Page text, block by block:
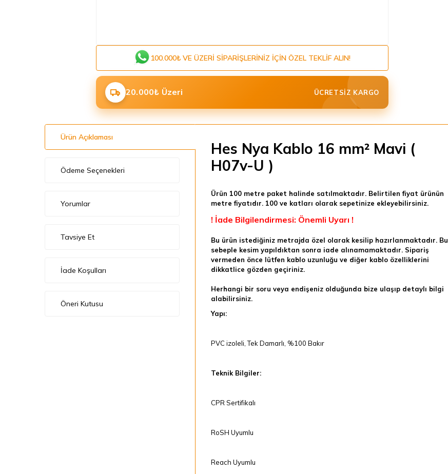
100.000₺ VE ÜZERI SIPARIŞLERINIZ IÇIN ÖZEL TEKLIF ALIN!
20.000₺ Üzeri ÜCRETSIZ KARGO
Ürün Açıklaması
Ödeme Seçenekleri
Yorumlar
Tavsiye Et
İade Koşulları
Öneri Kutusu
Hes Nya Kablo 16 mm² Mavi (
H07v-U )
Ürün 100 metre paket halinde satılmaktadır. Belirtilen fiyat ürünün
metre fiyatıdır. 100 ve katları olarak sepetinize ekleyebilirsiniz.
! İade Bilgilendirmesi: Önemli Uyarı !
Bu ürün istediğiniz metrajda özel olarak kesilip hazırlanmaktadır. Bu
sebeple kesim yapıldıktan sonra iade alınamamaktadır. Sipariş
vermeden önce lütfen kablo uzunluğu ve diğer kablo özelliklerini
dikkatlice gözden geçiriniz.
Herhangi bir soru veya endişeniz olduğunda bize ulaşıp detaylı bilgi
alabilirsiniz.
Yapı:
PVC izoleli, Tek Damarlı, %100 Bakır
Teknik Bilgiler:
CPR Sertifikalı
RoSH Uyumlu
Reach Uyumlu